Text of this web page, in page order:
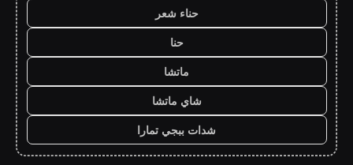
حناء شعر
حنا
ماتشا
شاي ماتشا
شدات ببجي تمارا